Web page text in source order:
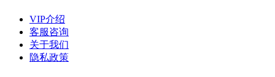
VIP介绍
客服咨询
关于我们
隐私政策